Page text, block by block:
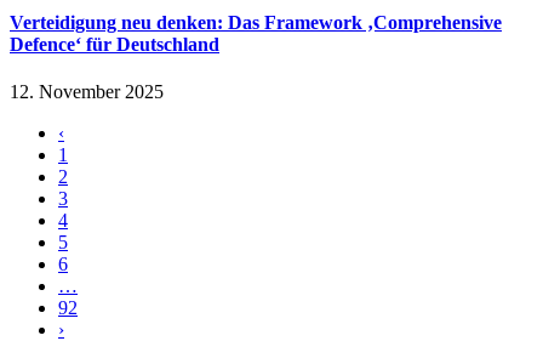
Verteidigung neu denken: Das Framework ‚Comprehensive
Defence‘ für Deutschland
12. November 2025
‹
1
2
3
4
5
6
…
92
›